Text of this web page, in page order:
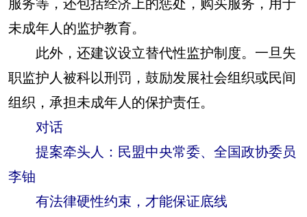
未成年人的监护教育。
此外，还建议设立替代性监护制度。一旦失
职监护人被科以刑罚，鼓励发展社会组织或民间
组织，承担未成年人的保护责任。
对话
提案牵头人：民盟中央常委、全国政协委员
李铀
有法律硬性约束，才能保证底线